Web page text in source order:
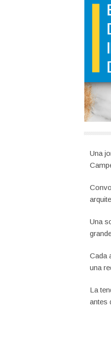
Una
Una
Cada
una
La
antes